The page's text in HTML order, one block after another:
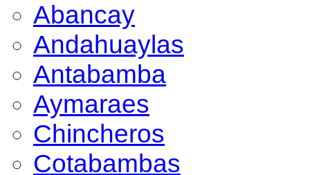
Abancay
Andahuaylas
Antabamba
Aymaraes
Chincheros
Cotabambas